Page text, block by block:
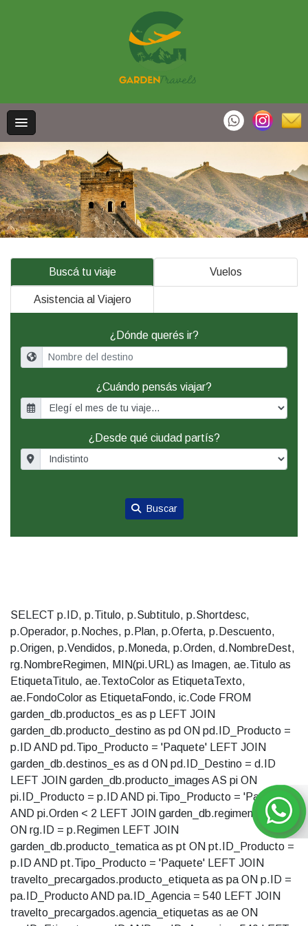
Buscá tu viaje Vuelos
Asistencia al Viajero
¿Dónde querés ir?
¿Cuándo pensás viajar?
¿Desde qué ciudad partís?
Buscar
SELECT p.ID, p.Titulo, p.Subtitulo, p.Shortdesc,
p.Operador, p.Noches, p.Plan, p.Oferta, p.Descuento,
p.Origen, p.Vendidos, p.Moneda, p.Orden, d.NombreDest,
rg.NombreRegimen, MIN(pi.URL) as Imagen, ae.Titulo as
EtiquetaTitulo, ae.TextoColor as EtiquetaTexto,
ae.FondoColor as EtiquetaFondo, ic.Code FROM
garden_db.productos_es as p LEFT JOIN
garden_db.producto_destino as pd ON pd.ID_Producto =
p.ID AND pd.Tipo_Producto = 'Paquete' LEFT JOIN
garden_db.destinos_es as d ON pd.ID_Destino = d.ID
LEFT JOIN garden_db.producto_images AS pi ON
pi.ID_Producto = p.ID AND pi.Tipo_Producto = 'Paquete'
AND pi.Orden < 2 LEFT JOIN garden_db.regimenes as rg
ON rg.ID = p.Regimen LEFT JOIN
garden_db.producto_tematica as pt ON pt.ID_Producto =
p.ID AND pt.Tipo_Producto = 'Paquete' LEFT JOIN
travelto_precargados.producto_etiqueta as pa ON p.ID =
pa.ID_Producto AND pa.ID_Agencia = 540 LEFT JOIN
travelto_precargados.agencia_etiquetas as ae ON